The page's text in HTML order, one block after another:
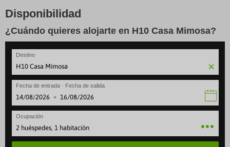
Disponibilidad
¿Cuándo quieres alojarte en H10 Casa Mimosa?
Destino
Fecha de entrada · Fecha de salida
·
Ocupación
2 huéspedes, 1 habitación